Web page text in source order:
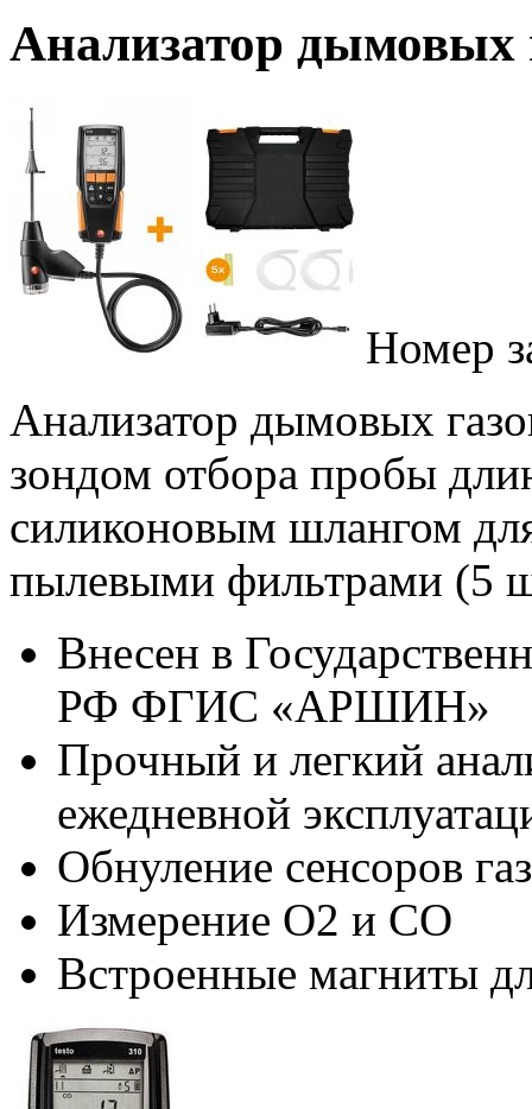
Анализатор дымовых
Номер
Анализатор дымовых
зондом отбора пробы
силиконовым шлангом
пылевыми фильтрами (5
Внесен в
РФ ФГИС «АРШИН»
Прочный и легкий
ежедневной
Обнуление сенсоров
Измерение O2 и CO
Встроенные магниты